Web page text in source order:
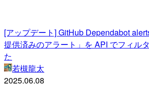
[アップデート] GitHub Dependabot
提供済みのアラート」を API でフィル
た
若槻龍太
2025.06.08